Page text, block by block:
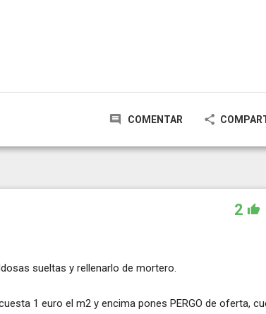
COMENTAR
2
sueltas y rellenarlo de mortero.
1 euro el m2 y encima pones PERGO de oferta,